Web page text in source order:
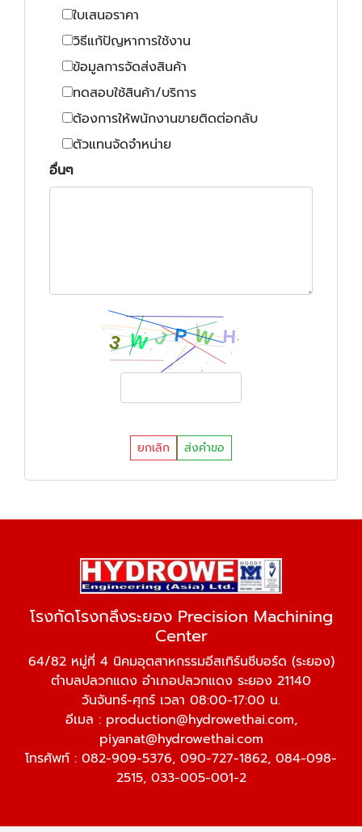
ใบเสนอราคา
วิธีแก้ปัญหาการใช้งาน
ข้อมูลการจัดส่งสินค้า
ทดสอบใช้สินค้า/บริการ
ต้องการให้พนักงานขายติดต่อกลับ
ตัวแทนจัดจำหน่าย
อื่นๆ
ยกเลิก ส่งคำขอ
โรงกัดโรงกลึงระยอง Precision Machining
Center
64/82 หมู่ที่ 4 นิคมอุตสาหกรรมอีสเทิร์นซีบอร์ด (ระยอง)
ตำบลปลวกแดง อำเภอปลวกแดง ระยอง 21140
วันจันทร์-ศุกร์ เวลา 08:00-17:00 น.
อีเมล : production@hydrowethai.com,
piyanat@hydrowethai.com
โทรศัพท์ : 082-909-5376, 090-727-1862, 084-098-
2515, 033-005-001-2